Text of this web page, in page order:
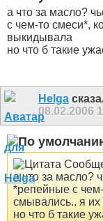
а что за масло?
с чем-то смеси*,
выкидывала
но что б такие
Helga
08.02.2006
а что за масло?
*репейные с
смывались.. я
но что б такие